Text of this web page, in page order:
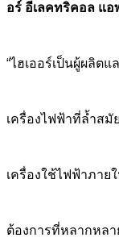
อร์ อีเลคทริคอล แอ
“ไฮเออร์เป็นผู้ผลิต
เครื่องไฟฟ้าที่ล้ำสมั
เครื่องใช้ไฟฟ้าภาย
ต้องการที่หลากหลา